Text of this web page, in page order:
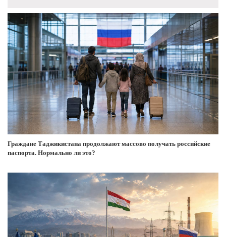
Граждане Таджикистана продолжают массово получать российские
паспорта. Нормально ли это?